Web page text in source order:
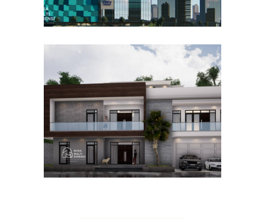
Desain Rumah Bapak Ali di
Lippo Karawaci
DESAIN RUMAH TERBAIK